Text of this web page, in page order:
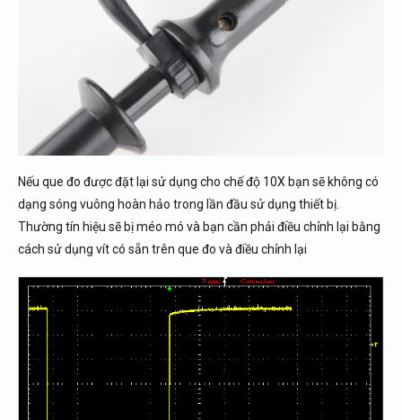
Nếu que đo được đặt lại sử dụng cho chế độ 10X bạn sẽ không có
dạng sóng vuông hoàn hảo trong lần đầu sử dụng thiết bị.
Thường tín hiệu sẽ bị méo mó và bạn cần phải điều chỉnh lại bằng
cách sử dụng vít có sẵn trên que đo và điều chỉnh lại